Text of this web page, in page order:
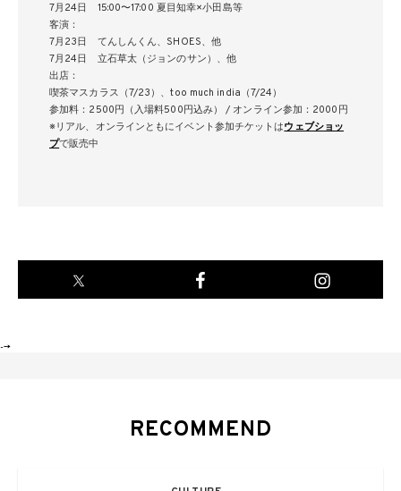
7月24日 15:00〜17:00 夏目知幸×小田島等
客演：
7月23日 てんしんくん、SHOES、他
7月24日 立石草太（ジョンのサン）、他
出店：
喫茶マスカラス（7/23）、too much india（7/24）
参加料：2500円（入場料500円込み） / オンライン参加：2000円
※リアル、オンラインともにイベント参加チケットはウェブショッ
プで販売中
-->
RECOMMEND